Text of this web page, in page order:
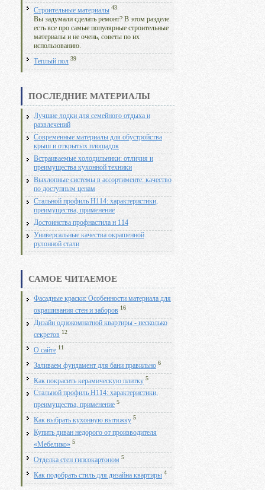
Строительные материалы 43
Вы задумали сделать ремонт? В этом разделе
есть все про самые популярные строительные
материалы и не очень, советы по их
использованию.
Теплый пол 39
ПОСЛЕДНИЕ МАТЕРИАЛЫ
Лучшие лодки для семейного отдыха и
развлечений
Современные материалы для обустройства
крыш и открытых площадок
Встраиваемые холодильники: отличия и
преимущества кухонной техники
Выхлопные системы в ассортименте: качество
по доступным ценам
Стальной профиль Н114: характеристики,
преимущества, применение
Достоинства профнастила н 114
Универсальные качества окрашенной
рулонной стали
САМОЕ ЧИТАЕМОЕ
Фасадные краски: Особенности материала для
окрашивания стен и заборов 16
Дизайн однокомнатной квартиры - несколько
секретов 12
О сайте 11
Заливаем фундамент для бани правильно 6
Как покрасить керамическую плитку 5
Стальной профиль Н114: характеристики,
преимущества, применение 5
Как выбрать кухонную вытяжку 5
Купить диван недорого от производителя
«Мебелико» 5
Отделка стен гипсокартоном 5
Как подобрать стиль для дизайна квартиры 4